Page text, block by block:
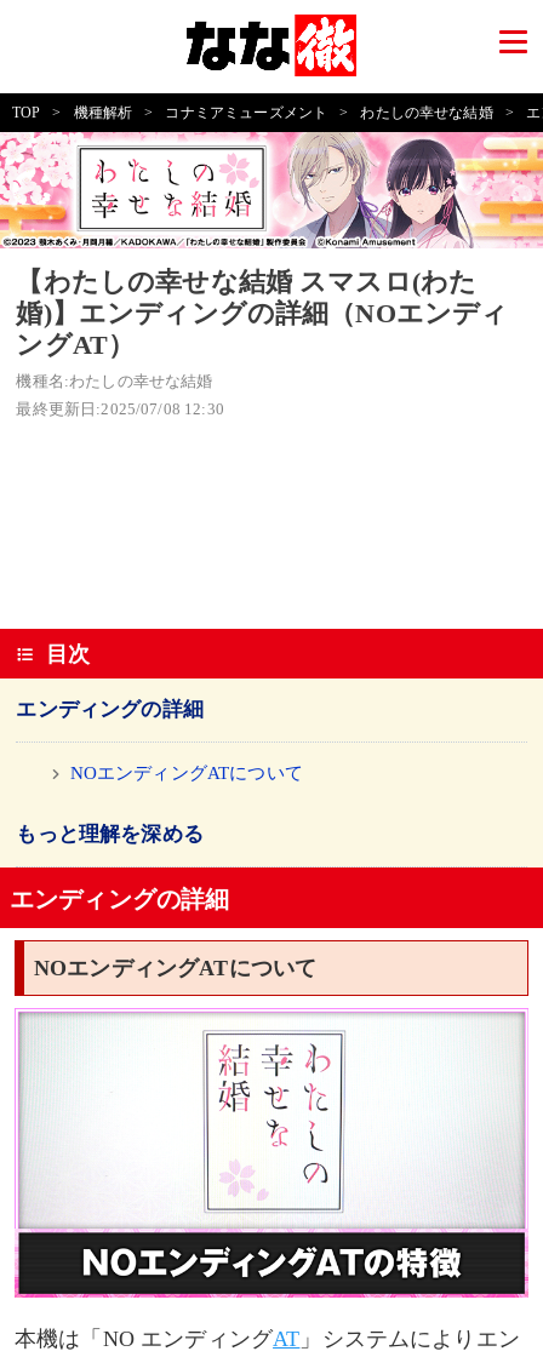
TOP > 機種解析 > コナミアミューズメント > わたしの幸せな結婚 >
【わたしの幸せな結婚 スマスロ(わた
婚)】エンディングの詳細（NOエンディ
ングAT）
機種名:わたしの幸せな結婚
最終更新日:2025/07/08 12:30
目次
エンディングの詳細
NOエンディングATについて
もっと理解を深める
エンディングの詳細
NOエンディングATについて
本機は「NO エンディングAT 」システムによりエン